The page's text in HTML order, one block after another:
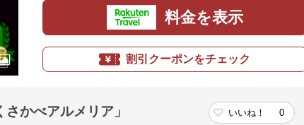
料金を表示
割引クーポンをチェック
かべアルメリア」 いいね！ 0